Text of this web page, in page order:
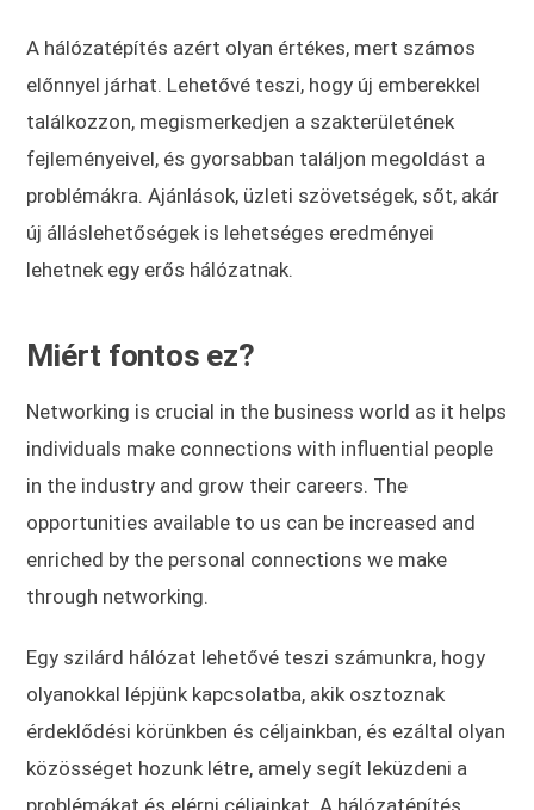
A hálózatépítés azért olyan értékes, mert számos
előnnyel járhat. Lehetővé teszi, hogy új emberekkel
találkozzon, megismerkedjen a szakterületének
fejleményeivel, és gyorsabban találjon megoldást a
problémákra. Ajánlások, üzleti szövetségek, sőt, akár
új álláslehetőségek is lehetséges eredményei
lehetnek egy erős hálózatnak.
Miért fontos ez?
Networking is crucial in the business world as it helps
individuals make connections with influential people
in the industry and grow their careers. The
opportunities available to us can be increased and
enriched by the personal connections we make
through networking.
Egy szilárd hálózat lehetővé teszi számunkra, hogy
olyanokkal lépjünk kapcsolatba, akik osztoznak
érdeklődési körünkben és céljainkban, és ezáltal olyan
közösséget hozunk létre, amely segít leküzdeni a
problémákat és elérni céljainkat. A hálózatépítés